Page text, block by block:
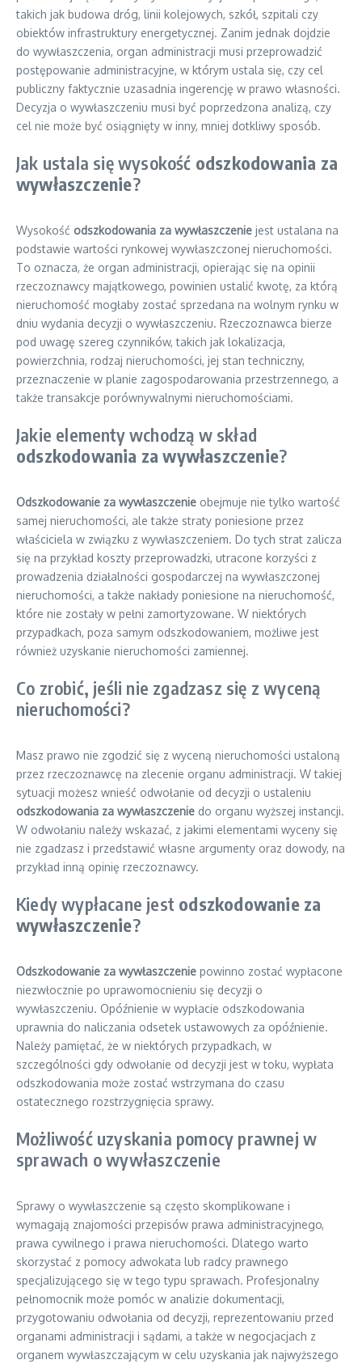
takich jak budowa dróg, linii kolejowych, szkół, szpitali czy
obiektów infrastruktury energetycznej. Zanim jednak dojdzie
do wywłaszczenia, organ administracji musi przeprowadzić
postępowanie administracyjne, w którym ustala się, czy cel
publiczny faktycznie uzasadnia ingerencję w prawo własności.
Decyzja o wywłaszczeniu musi być poprzedzona analizą, czy
cel nie może być osiągnięty w inny, mniej dotkliwy sposób.
Jak ustala się wysokość odszkodowania za
wywłaszczenie?
Wysokość odszkodowania za wywłaszczenie jest ustalana na
podstawie wartości rynkowej wywłaszczonej nieruchomości.
To oznacza, że organ administracji, opierając się na opinii
rzeczoznawcy majątkowego, powinien ustalić kwotę, za którą
nieruchomość mogłaby zostać sprzedana na wolnym rynku w
dniu wydania decyzji o wywłaszczeniu. Rzeczoznawca bierze
pod uwagę szereg czynników, takich jak lokalizacja,
powierzchnia, rodzaj nieruchomości, jej stan techniczny,
przeznaczenie w planie zagospodarowania przestrzennego, a
także transakcje porównywalnymi nieruchomościami.
Jakie elementy wchodzą w skład
odszkodowania za wywłaszczenie?
Odszkodowanie za wywłaszczenie obejmuje nie tylko wartość
samej nieruchomości, ale także straty poniesione przez
właściciela w związku z wywłaszczeniem. Do tych strat zalicza
się na przykład koszty przeprowadzki, utracone korzyści z
prowadzenia działalności gospodarczej na wywłaszczonej
nieruchomości, a także nakłady poniesione na nieruchomość,
które nie zostały w pełni zamortyzowane. W niektórych
przypadkach, poza samym odszkodowaniem, możliwe jest
również uzyskanie nieruchomości zamiennej.
Co zrobić, jeśli nie zgadzasz się z wyceną
nieruchomości?
Masz prawo nie zgodzić się z wyceną nieruchomości ustaloną
przez rzeczoznawcę na zlecenie organu administracji. W takiej
sytuacji możesz wnieść odwołanie od decyzji o ustaleniu
odszkodowania za wywłaszczenie do organu wyższej instancji.
W odwołaniu należy wskazać, z jakimi elementami wyceny się
nie zgadzasz i przedstawić własne argumenty oraz dowody, na
przykład inną opinię rzeczoznawcy.
Kiedy wypłacane jest odszkodowanie za
wywłaszczenie?
Odszkodowanie za wywłaszczenie powinno zostać wypłacone
niezwłocznie po uprawomocnieniu się decyzji o
wywłaszczeniu. Opóźnienie w wypłacie odszkodowania
uprawnia do naliczania odsetek ustawowych za opóźnienie.
Należy pamiętać, że w niektórych przypadkach, w
szczególności gdy odwołanie od decyzji jest w toku, wypłata
odszkodowania może zostać wstrzymana do czasu
ostatecznego rozstrzygnięcia sprawy.
Możliwość uzyskania pomocy prawnej w
sprawach o wywłaszczenie
Sprawy o wywłaszczenie są często skomplikowane i
wymagają znajomości przepisów prawa administracyjnego,
prawa cywilnego i prawa nieruchomości. Dlatego warto
skorzystać z pomocy adwokata lub radcy prawnego
specjalizującego się w tego typu sprawach. Profesjonalny
pełnomocnik może pomóc w analizie dokumentacji,
przygotowaniu odwołania od decyzji, reprezentowaniu przed
organami administracji i sądami, a także w negocjacjach z
organem wywłaszczającym w celu uzyskania jak najwyższego